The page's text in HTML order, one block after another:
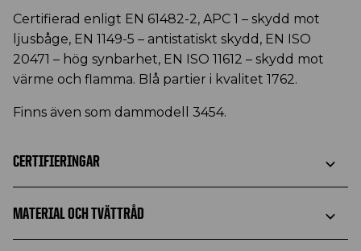
Certifierad enligt EN 61482-2, APC 1 – skydd mot
ljusbåge, EN 1149-5 – antistatiskt skydd, EN ISO
20471 – hög synbarhet, EN ISO 11612 – skydd mot
värme och flamma. Blå partier i kvalitet 1762.
Finns även som dammodell 3454.
CERTIFIERINGAR
MATERIAL OCH TVÄTTRÅD